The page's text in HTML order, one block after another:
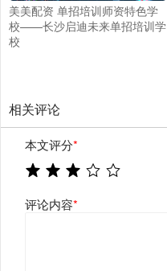
美美配资 单招培训师资特色学
校——长沙启迪未来单招培训学
校
相关评论
本文评分*
评论内容*